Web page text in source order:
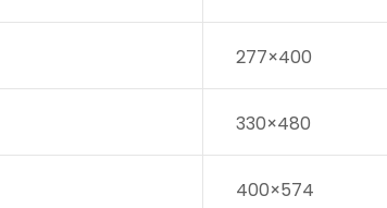
277×400
330×480
400×574